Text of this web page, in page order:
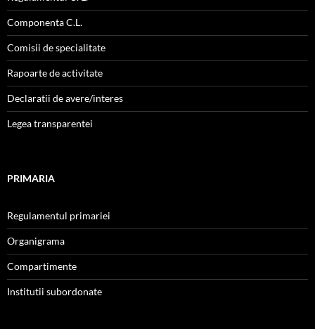
Componenta C.L.
Comisii de specialitate
Rapoarte de activitate
Declaratii de avere/interes
Legea transparentei
PRIMARIA
Regulamentul primariei
Organigrama
Compartimente
Institutii subordonate